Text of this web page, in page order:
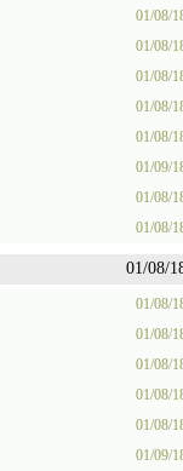
01/08/
01/08/
01/08/
01/08/
01/08/
01/09/
01/08/
01/08/
01/08/
01/08/
01/08/
01/08/
01/08/
01/08/
01/09/